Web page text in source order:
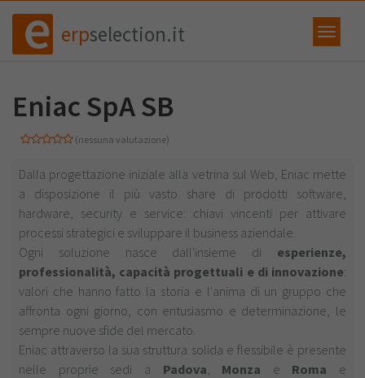
erpselection.it
Eniac SpA SB
(nessuna valutazione)
Dalla progettazione iniziale alla vetrina sul Web, Eniac mette
a disposizione il più vasto share di prodotti software,
hardware, security e service: chiavi vincenti per attivare
processi strategici e sviluppare il business aziendale.
Ogni soluzione nasce dall'insieme di esperienze,
professionalità, capacità progettuali e di innovazione:
valori che hanno fatto la storia e l'anima di un gruppo che
affronta ogni giorno, con entusiasmo e determinazione, le
sempre nuove sfide del mercato.
Eniac attraverso la sua struttura solida e flessibile è presente
nelle proprie sedi a Padova, Monza e Roma e